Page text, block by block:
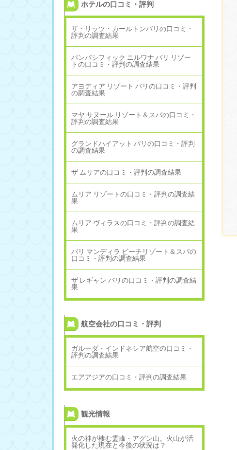
ホテルの口コミ・評判
ザ・リッツ・カールトンバリの口コミ・
評判の調査結果
パンパシフィック ニルワナ バリ リゾー
トの口コミ・評判の調査結果
アヨディア リゾート バリの口コミ・評判
の調査結果
マヤ サヌール リゾート＆スパの口コミ・
評判の調査結果
グランドハイアット バリの口コミ・評判
の調査結果
ザ ムリアの口コミ・評判の調査結果
ムリア リゾートの口コミ・評判の調査結
果
ムリア ヴィラスの口コミ・評判の調査結
果
バリ マンディラ ビーチリゾート＆スパの
口コミ・評判の調査結果
ザ レギャン バリの口コミ・評判の調査結
果
航空会社の口コミ・評判
ガルーダ・インドネシア航空の口コミ・
評判の調査結果
エアアジアの口コミ・評判の調査結果
観光情報
火の神が棲む霊峰・アグン山。火山が活
発化した現在と今後の状況は？